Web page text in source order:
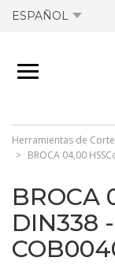
ESPAÑOL
PRODUCTOS
TIENDA
OFERTAS
CATÁLOGOS
Herramientas de Corte
BROCA 04,00
BROCA
DIN338